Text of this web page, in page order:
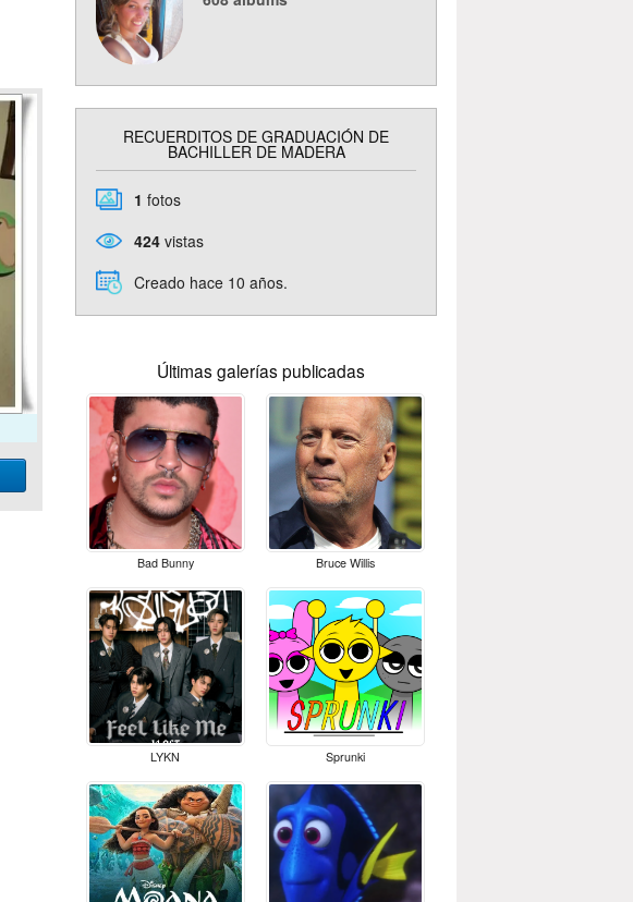
RECUERDITOS DE GRADUACIÓN DE
BACHILLER DE MADERA
1 fotos
424 vistas
Creado hace 10 años.
Últimas galerías publicadas
Bad Bunny Bruce Willis
LYKN Sprunki